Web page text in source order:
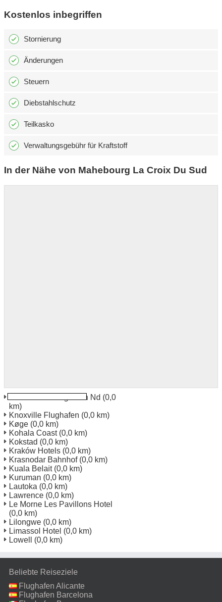
Kostenlos inbegriffen
Stornierung
Änderungen
Steuern
Diebstahlschutz
Teilkasko
Verwaltungsgebühr für Kraftstoff
In der Nähe von Mahebourg La Croix Du Sud
Devils Lake Flughafen Nd (0,0
km)
Knoxville Flughafen (0,0 km)
Køge (0,0 km)
Kohala Coast(0,0 km)
Kokstad (0,0 km)
Kraków Hotels (0,0 km)
Krasnodar Bahnhof(0,0 km)
Kuala Belait(0,0 km)
Kuruman (0,0 km)
Lautoka (0,0 km)
Lawrence (0,0 km)
Le Morne Les Pavillons Hotel
(0,0 km)
Lilongwe (0,0 km)
Limassol Hotel (0,0 km)
Lowell
(0,0 km)
Beliebte Reiseziele
Flughafen Alicante
Flughafen Barcelona